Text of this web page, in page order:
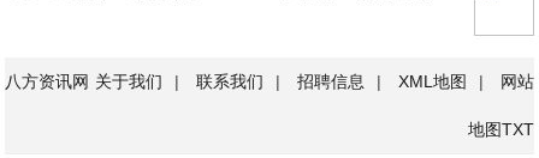
八方资讯网 关于我们 | 联系我们 | 招聘信息 | XML地图 | 网站
地图TXT